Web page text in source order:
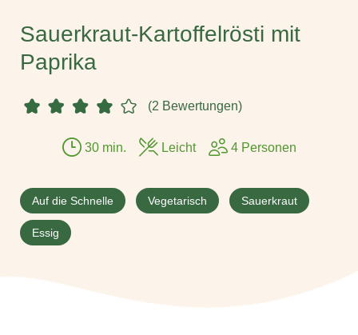
Sauerkraut-Kartoffelrösti mit
Paprika
(2 Bewertungen)
30 min. Leicht 4 Personen
Auf die Schnelle Vegetarisch Sauerkraut
Essig